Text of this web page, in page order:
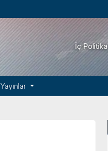
İç Politika
Yayınlar